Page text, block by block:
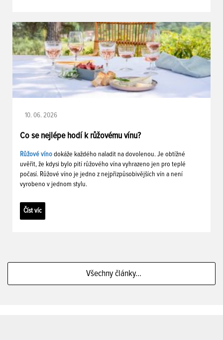
10. 06. 2026
Co se nejlépe hodí k růžovému vínu?
Růžové víno dokáže každého naladit na dovolenou. Je obtížné
uvěřit, že kdysi bylo pití růžového vína vyhrazeno jen pro teplé
počasí. Růžové víno je jedno z nejpřizpůsobivějších vín a není
vyrobeno v jednom stylu.
Číst víc
Všechny články...